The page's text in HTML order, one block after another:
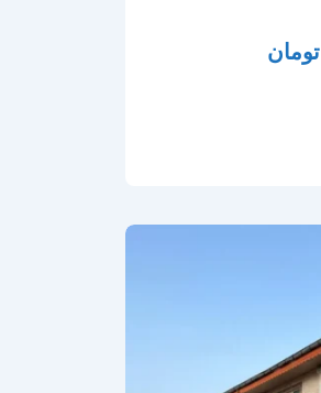
تومان